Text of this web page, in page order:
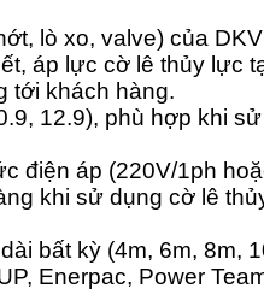
lò xo, valve) của DKV
áp lực cờ lê thủy lực
tới khách hàng.
12.9), phù hợp khi
điện áp (220V/1ph
khi sử dụng cờ lê
bất kỳ (4m, 6m, 8m,
Enerpac, Power